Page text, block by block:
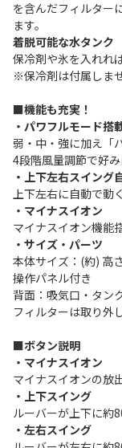
を含んだフィルター
ます。
着脱可能な水タンク
保冷剤や氷を入れれ
※保冷剤は付属しませ
■機能も充実！
・パワフルモード搭
弱・中・強に加え「
4段階風量調節で好
・上下左右スイング
上下左右に自動で動
・マイナスイオン
マイナスイオン機能
・サイズ・パーツ
本体サイズ：(約)
操作パネル付き
背面：吸気口・タン
フィルターは取り外
■ボタン説明
・マイナスイオン
マイナスイオンの放
・上下スイング
ルーバーが上下に約
・左右スイング